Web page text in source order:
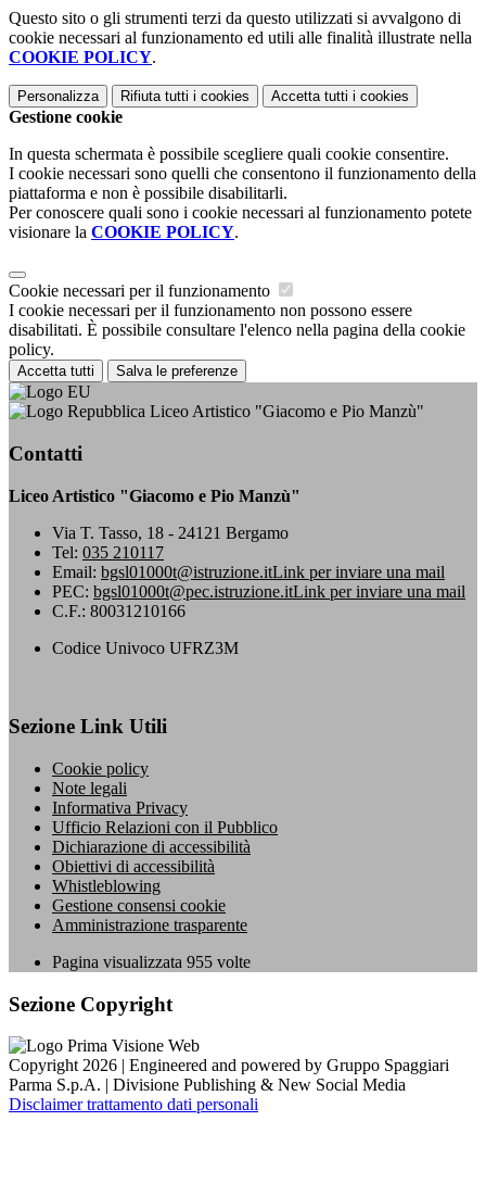
Questo sito o gli strumenti terzi da questo utilizzati si avvalgono di
cookie necessari al funzionamento ed utili alle finalità illustrate nella
COOKIE POLICY.
Personalizza Rifiuta tutti i cookies Accetta tutti i cookies
Gestione cookie
In questa schermata è possibile scegliere quali cookie consentire.
I cookie necessari sono quelli che consentono il funzionamento della
piattaforma e non è possibile disabilitarli.
Per conoscere quali sono i cookie necessari al funzionamento potete
visionare la COOKIE POLICY.
Cookie necessari per il funzionamento
I cookie necessari per il funzionamento non possono essere
disabilitati. È possibile consultare l'elenco nella pagina della cookie
policy.
Accetta tutti Salva le preferenze
Liceo Artistico "Giacomo e Pio Manzù"
Contatti
Liceo Artistico "Giacomo e Pio Manzù"
Via T. Tasso, 18 - 24121 Bergamo
Tel: 035 210117
Email: bgsl01000t@istruzione.itLink per inviare una mail
PEC: bgsl01000t@pec.istruzione.itLink per inviare una mail
C.F.: 80031210166
Codice Univoco UFRZ3M
Sezione Link Utili
Cookie policy
Note legali
Informativa Privacy
Ufficio Relazioni con il Pubblico
Dichiarazione di accessibilità
Obiettivi di accessibilità
Whistleblowing
Gestione consensi cookie
Amministrazione trasparente
Pagina visualizzata 955 volte
Sezione Copyright
Copyright 2026 | Engineered and powered by Gruppo Spaggiari
Parma S.p.A. | Divisione Publishing & New Social Media
Disclaimer trattamento dati personali